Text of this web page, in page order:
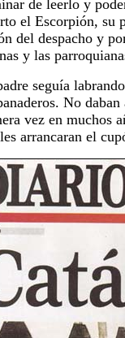
de leerlo y
el Escorpión, su
del despacho y
y las
seguía
No
vez en muchos
arrancaran el